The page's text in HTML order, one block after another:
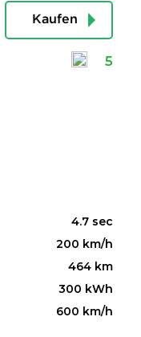
Kaufen
5
4.7 sec
200 km/h
464 km
300 kWh
600 km/h